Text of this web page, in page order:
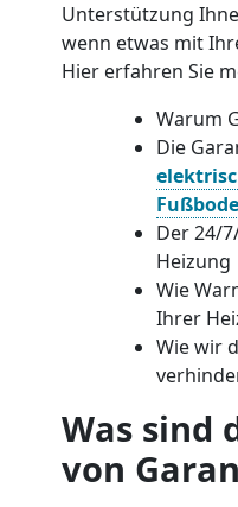
Unterstützung
wenn etwas mit
Hier erfahren Sie
Warum
Die
Der 24/
Heizung
Wie
Ihrer
Wie wir
Was sind
von